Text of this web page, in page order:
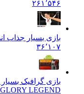
۲۶۱٬۵۴۶
بازی بسیار جذاب
۳۶٬۱۰۷
بازی گرافیک بسیار
GLORY LEGEND